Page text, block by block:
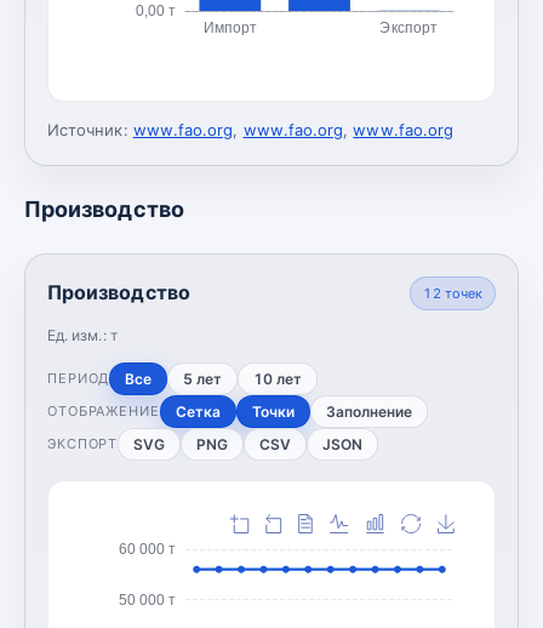
0,00 т
Импорт Экспорт
Источник: www.fao.org, www.fao.org,www.fao.org
Производство
Производство
Ед. изм.: т
12 точек
ПЕРИОД Все 5 лет 10 лет
ОТОБРАЖЕНИЕ Сетка Точки Заполнение
ЭКСПОРТ SVG PNG CSV JSON
50 000 т
60 000 т